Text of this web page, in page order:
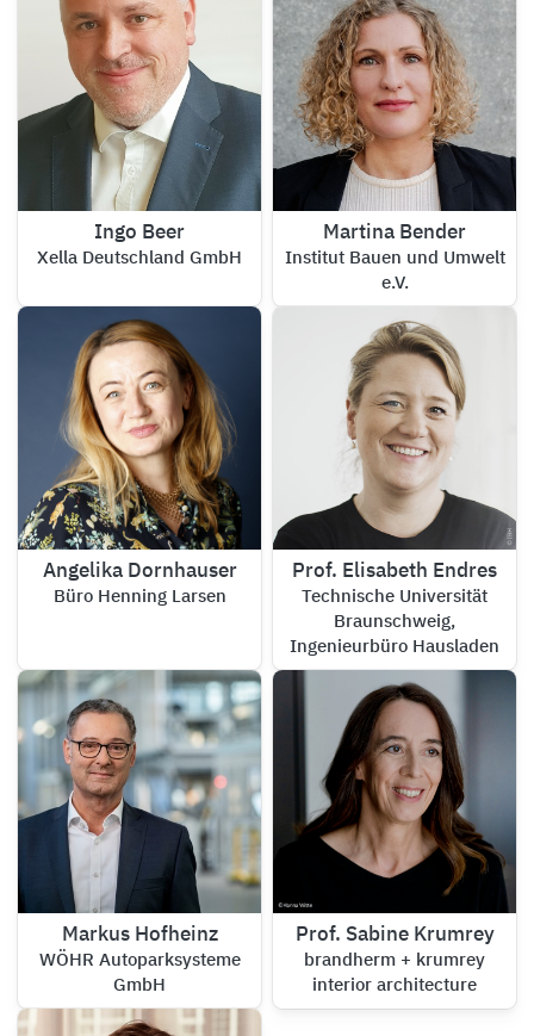
Ingo Beer
Xella Deutschland GmbH
Martina Bender
Institut Bauen und Umwelt
e.V.
Angelika Dornhauser
Büro Henning Larsen
Prof. Elisabeth Endres
Technische Universität
Braunschweig,
Ingenieurbüro Hausladen
Markus Hofheinz
WÖHR Autoparksysteme
GmbH
Prof. Sabine Krumrey
brandherm + krumrey
interior architecture